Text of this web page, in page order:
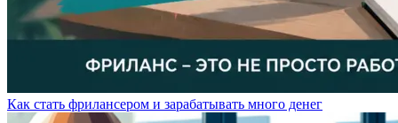
Как стать фрилансером и зарабатывать много денег